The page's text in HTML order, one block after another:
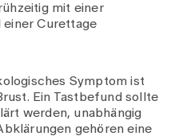
mit einer
Curettage
Symptom ist
Ein Tastbefund sollte
werden, unabhängig
gehören eine